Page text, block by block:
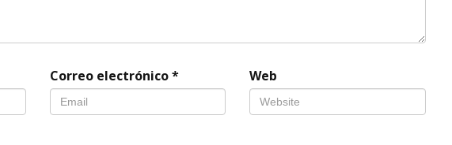
Correo electrónico* Web